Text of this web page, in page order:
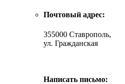
Почтовый адрес:
355000 Ставрополь,
ул. Гражданская
Написать письмо: